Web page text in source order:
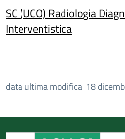
SC (UCO) Radiologia
Interventistica
data ultima modifica: 18